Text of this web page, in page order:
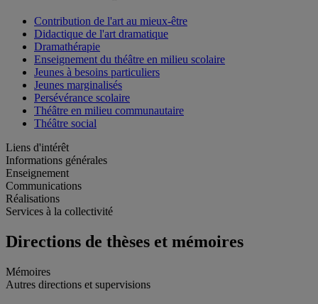
Contribution de l'art au mieux-être
Didactique de l'art dramatique
Dramathérapie
Enseignement du théâtre en milieu scolaire
Jeunes à besoins particuliers
Jeunes marginalisés
Persévérance scolaire
Théâtre en milieu communautaire
Théâtre social
Liens d'intérêt
Informations générales
Enseignement
Communications
Réalisations
Services à la collectivité
Directions de thèses et mémoires
Mémoires
Autres directions et supervisions